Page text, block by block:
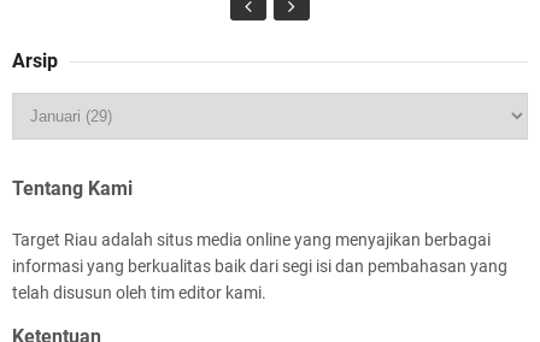
Jelang Ekspedisi Merah Putih Presisi Polda Riau
Arsip
Tentang Kami
Target Riau adalah situs media online yang menyajikan berbagai
informasi yang berkualitas baik dari segi isi dan pembahasan yang
telah disusun oleh tim editor kami.
Ketentuan